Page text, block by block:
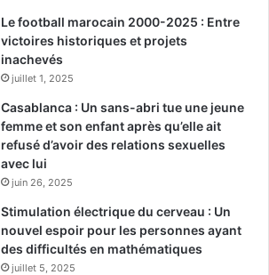
Le football marocain 2000-2025 : Entre
victoires historiques et projets
inachevés
juillet 1, 2025
Casablanca : Un sans-abri tue une jeune
femme et son enfant après qu’elle ait
refusé d’avoir des relations sexuelles
avec lui
juin 26, 2025
Stimulation électrique du cerveau : Un
nouvel espoir pour les personnes ayant
des difficultés en mathématiques
juillet 5, 2025